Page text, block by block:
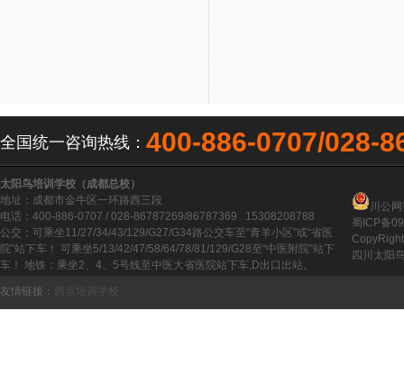
全国统一咨询热线： 400-886-0707/028-
太阳鸟培训学校（成都总校）
地址：成都市金牛区一环路西三段
电话：400-886-0707 / 028-86787269/86787369 15308208788
公交：可乘坐11/27/34/43/129/G27/G34路公交车至“青羊小区”或“省医
院”站下车！ 可乘坐5/13/42/47/58/64/78/81/129/G28至“中医附院”站下
车！ 地铁：乘坐2、4、5号线至中医大省医院站下车,D出口出站。
川公
蜀ICP备
四川太阳
友情链接： 西点培训学校